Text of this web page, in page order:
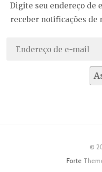
Digite seu endereço de
receber notificações de
Endereço
©
Forte